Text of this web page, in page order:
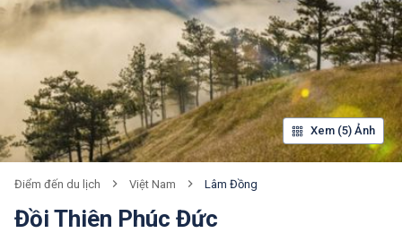
Xem (5) Ảnh
Điểm đến du lịch Việt Nam Lâm Đồng
Đồi Thiên Phúc Đức